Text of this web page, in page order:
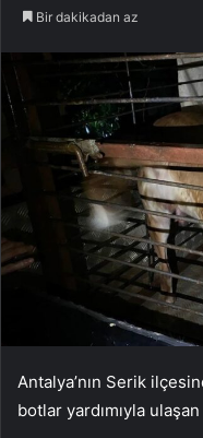
Bir dakikadan az
Antalya’nın Serik
botlar yardımıyla